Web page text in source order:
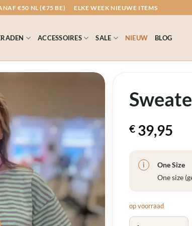
€50 NL (€75 BE) ELKE WEEK NIEUWE ITEMS
ACCESSOIRES SALE NIEUW BLOG
€ 39,95
i
One Size
One size
op voorraad
Sweater Soleil